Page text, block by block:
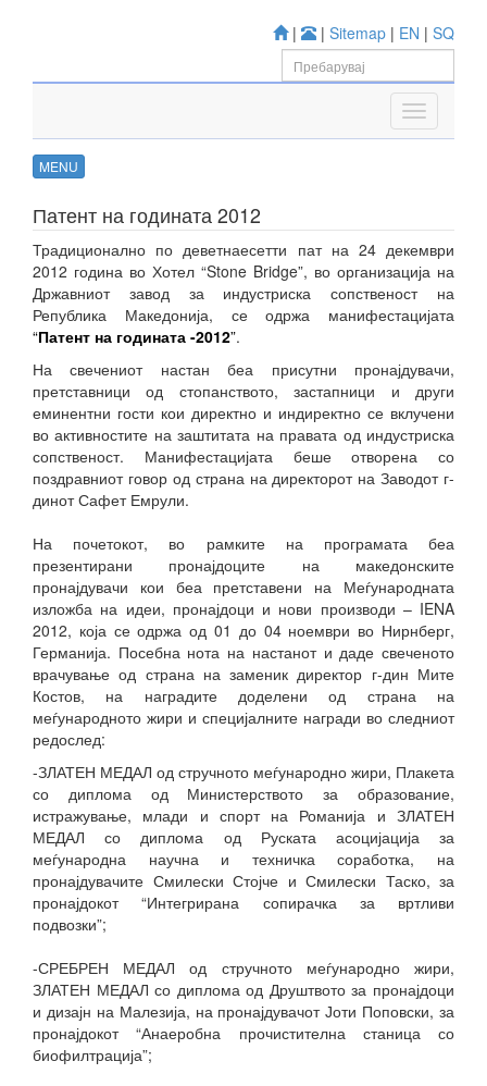
| | Sitemap | EN | SQ
MENU
Патент на годината 2012
Традиционално по деветнаесетти пат на 24 декември
2012 година во Хотел “Stone Bridge”, во организација на
Државниот завод за индустриска сопственост на
Република Македонија, се одржа манифестацијата
“Патент на годината -2012”.
На свечениот настан беа присутни пронајдувачи,
претставници од стопанството, застапници и други
еминентни гости кои директно и индиректно се вклучени
во активностите на заштитата на правата од индустриска
сопственост. Манифестацијата беше отворена со
поздравниот говор од страна на директорот на Заводот г-
динот Сафет Емрули.
На почетокот, во рамките на програмата беа
презентирани пронајдоците на македонските
пронајдувачи кои беа претставени на Меѓународната
изложба на идеи, пронајдоци и нови производи – IENA
2012, која се одржа од 01 до 04 ноември во Нирнберг,
Германија. Посебна нота на настанот и даде свеченото
врачување од страна на заменик директор г-дин Мите
Костов, на наградите доделени од страна на
меѓународното жири и специјалните награди во следниот
редослед:
-ЗЛАТЕН МЕДАЛ од стручното меѓународно жири, Плакета
со диплома од Министерството за образование,
истражување, млади и спорт на Романија и ЗЛАТЕН
МЕДАЛ со диплома од Руската асоцијација за
меѓународна научна и техничка соработка, на
пронајдувачите Смилески Стојче и Смилески Таско, за
пронајдокот “Интегрирана сопирачка за вртливи
подвозки”;
-СРЕБРЕН МЕДАЛ од стручното меѓународно жири,
ЗЛАТЕН МЕДАЛ со диплома од Друштвото за пронајдоци
и дизајн на Малезија, на пронајдувачот Јоти Поповски, за
пронајдокот “Анаеробна прочистителна станица со
биофилтрација”;